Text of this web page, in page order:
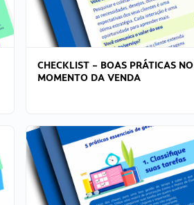
CHECKLIST – BOAS PRÁTICAS NO
MOMENTO DA VENDA